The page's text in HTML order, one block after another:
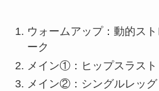
ウォームアップ：動的ス
ーク
メイン①：ヒップスラスト
メイン②：シングルレッ